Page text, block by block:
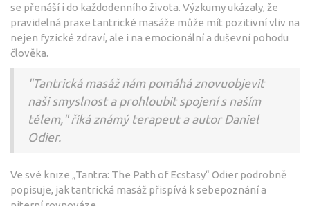
se přenáší i do každodenního života. Výzkumy ukázaly, že
pravidelná praxe tantrické masáže může mít pozitivní vliv na
nejen fyzické zdraví, ale i na emocionální a duševní pohodu
člověka.
"Tantrická masáž nám pomáhá znovuobjevit
naši smyslnost a prohloubit spojení s naším
tělem," říká známý terapeut a autor Daniel
Odier.
Ve své knize „Tantra: The Path of Ecstasy“ Odier podrobně
popisuje, jak tantrická masáž přispívá k sebepoznání a